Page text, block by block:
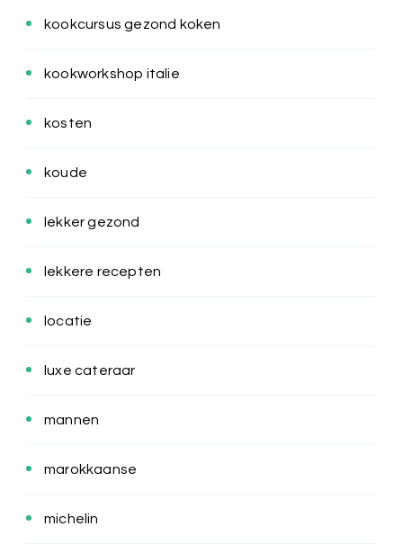
kookcursus gezond koken
kookworkshop italie
kosten
koude
lekker gezond
lekkere recepten
locatie
luxe cateraar
mannen
marokkaanse
michelin